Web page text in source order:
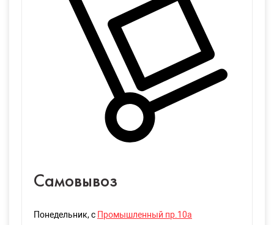
Самовывоз
Понедельник, с Промышленный пр.10а